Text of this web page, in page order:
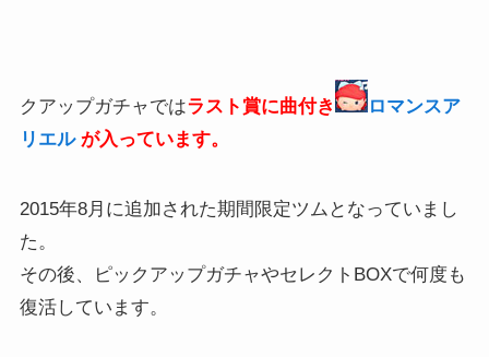
クアップガチャではラスト賞に曲付き
ロマンスア
リエル が入っています。
2015年8月に追加された期間限定ツムとなっていまし
た。
その後、ピックアップガチャやセレクトBOXで何度も
復活しています。